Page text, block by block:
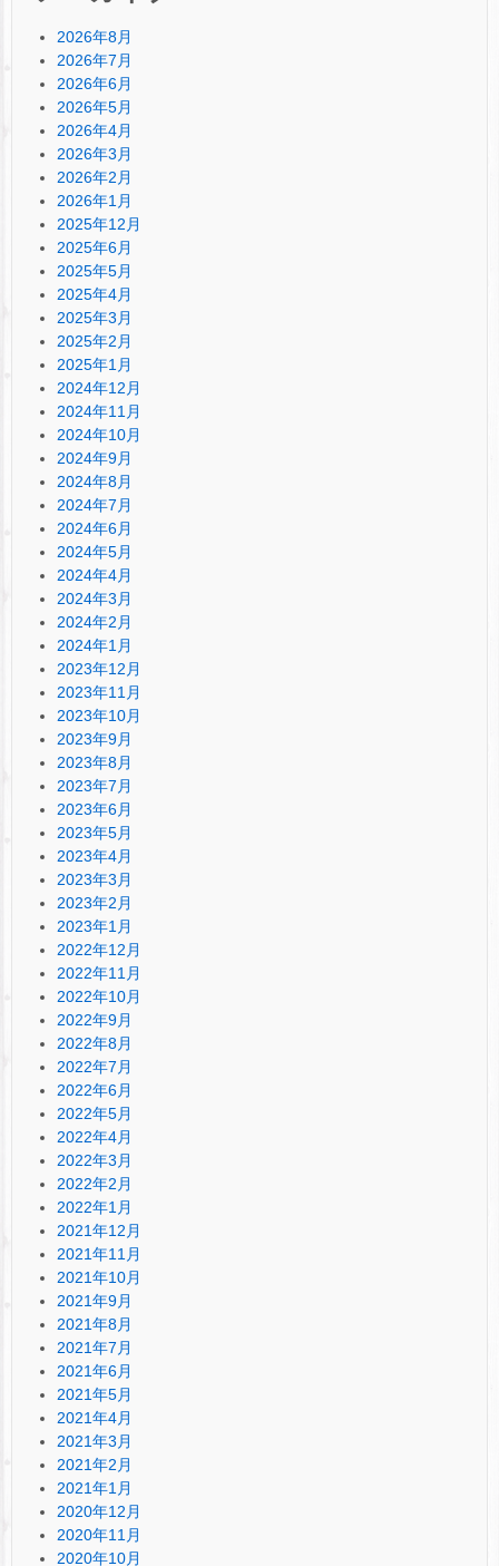
2026年8月
2026年7月
2026年6月
2026年5月
2026年4月
2026年3月
2026年2月
2026年1月
2025年12月
2025年6月
2025年5月
2025年4月
2025年3月
2025年2月
2025年1月
2024年12月
2024年11月
2024年10月
2024年9月
2024年8月
2024年7月
2024年6月
2024年5月
2024年4月
2024年3月
2024年2月
2024年1月
2023年12月
2023年11月
2023年10月
2023年9月
2023年8月
2023年7月
2023年6月
2023年5月
2023年4月
2023年3月
2023年2月
2023年1月
2022年12月
2022年11月
2022年10月
2022年9月
2022年8月
2022年7月
2022年6月
2022年5月
2022年4月
2022年3月
2022年2月
2022年1月
2021年12月
2021年11月
2021年10月
2021年9月
2021年8月
2021年7月
2021年6月
2021年5月
2021年4月
2021年3月
2021年2月
2021年1月
2020年12月
2020年11月
2020年10月